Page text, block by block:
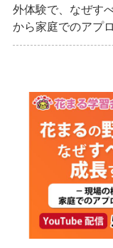
外体験で、なぜす
から家庭でのアプ